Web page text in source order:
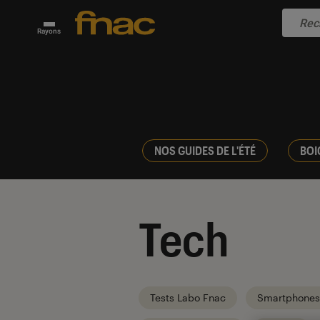
Rayons
NOS GUIDES DE L'ÉTÉ
Tech
Tests Labo Fnac Smartphones